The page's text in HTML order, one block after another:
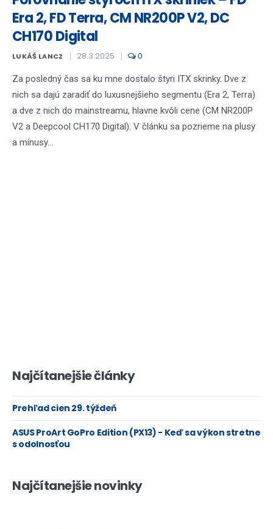
Era 2, FD Terra, CM NR200P V2, DC
CH170 Digital
LUKÁŠ LANCZ 28.3.2025 0
Za posledný čas sa ku mne dostalo štyri ITX skrinky. Dve z
nich sa dajú zaradiť do luxusnejšieho segmentu (Era 2, Terra)
a dve z nich do mainstreamu, hlavne kvôli cene (CM NR200P
V2 a Deepcool CH170 Digital). V článku sa pozrieme na plusy
a mínusy...
Najčítanejšie články
Prehľad cien 29. týždeň
ASUS ProArt GoPro Edition (PX13) - Keď sa výkon stretne
s odolnosťou
Najčítanejšie novinky